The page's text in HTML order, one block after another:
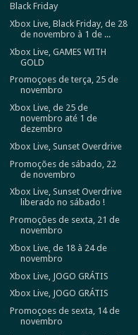
Black Friday
Xbox Live, Black Friday, de 28
de novembro à 1 de ...
Xbox Live, GAMES WITH
GOLD
Promoçoes de terça, 25 de
novembro
Xbox Live, de 25 de
novembro até 1 de
dezembro
Xbox Live, Sunset Overdrive
Promoções de sábado, 22
de novembro
Xbox Live, Sunset Overdrive
liberado no sábado !
Promoções de sexta, 21 de
novembro
Xbox Live, de 18 à 24 de
novembro
Xbox Live, JOGO GRÁTIS
Xbox Live, JOGO GRÁTIS
Promoçoes de sexta, 14 de
novembro